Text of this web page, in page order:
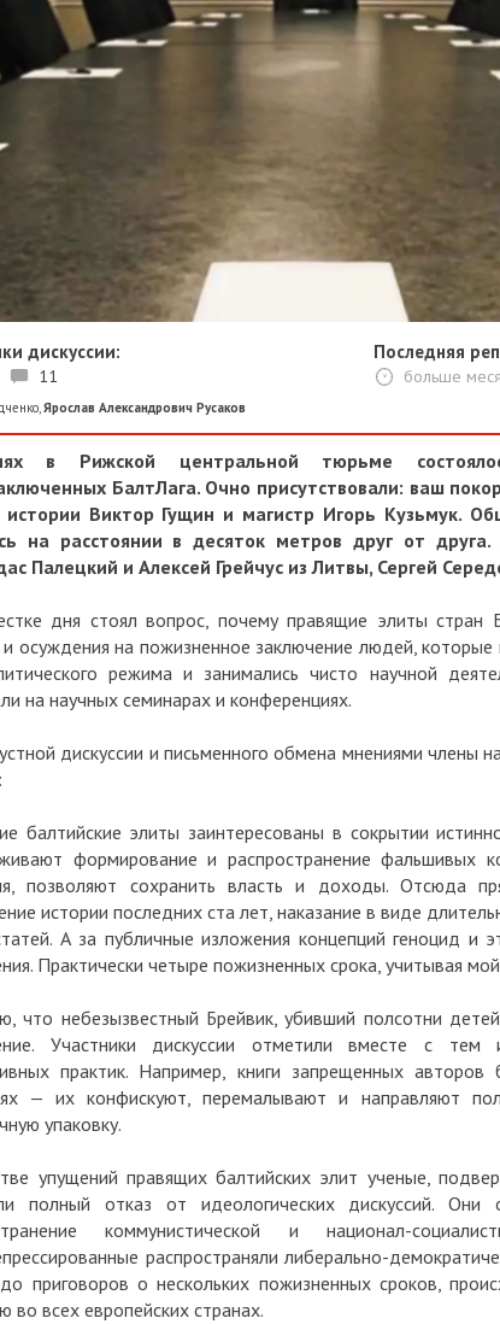
дискуссии:
11
Последняя
больше
,Ярослав Александрович Русаков
в Рижской центральной тюрьме
БалтЛага. Очно присутствовали: ваш
истории Виктор Гущин и магистр Игорь Кузьмук.
на расстоянии в десяток метров друг от друга.
Палецкий и Алексей Грейчус из Литвы, Сергей
дня стоял вопрос, почему правящие элиты стран
осуждения на пожизненное заключение людей, которые
режима и занимались чисто научной
на научных семинарах и конференциях.
дискуссии и письменного обмена мнениями члены
балтийские элиты заинтересованы в сокрытии
формирование и распространение фальшивых
позволяют сохранить власть и доходы. Отсюда
истории последних ста лет, наказание в виде
А за публичные изложения концепций геноцид
Практически четыре пожизненных срока, учитывая
что небезызвестный Брейвик, убивший полсотни
Участники дискуссии отметили вместе с тем
практик. Например, книги запрещенных
— их конфискуют, перемалывают и направляют
упаковку.
упущений правящих балтийских элит ученые,
полный отказ от идеологических дискуссий. Они
коммунистической и национал-
распространяли либерально-
приговоров о нескольких пожизненных сроков,
во всех европейских странах.